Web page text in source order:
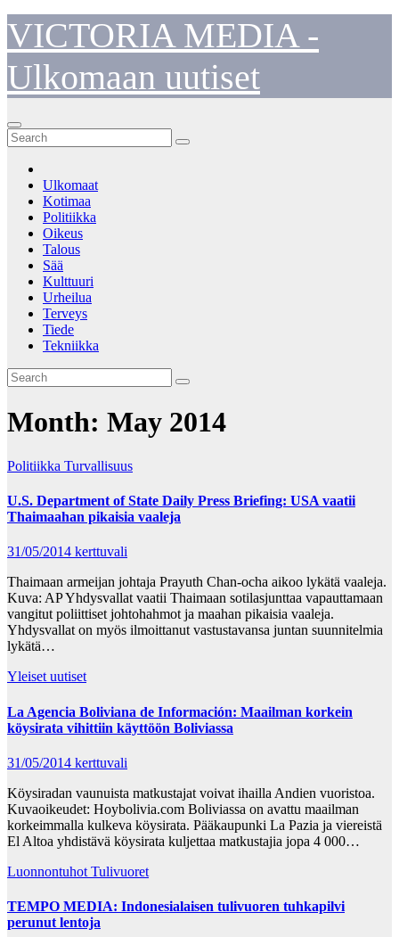
Skip
to
content
VICTORIA MEDIA -
Ulkomaan uutiset
Ulkomaat
Kotimaa
Politiikka
Oikeus
Talous
Sää
Kulttuuri
Urheilua
Terveys
Tiede
Tekniikka
Month: May 2014
Politiikka Turvallisuus
U.S. Department of State Daily Press Briefing: USA vaatii
Thaimaahan pikaisia vaaleja
31/05/2014 kerttuvali
Thaimaan armeijan johtaja Prayuth Chan-ocha aikoo lykätä vaaleja.
Kuva: AP Yhdysvallat vaatii Thaimaan sotilasjunttaa vapauttamaan
vangitut poliittiset johtohahmot ja maahan pikaisia vaaleja.
Yhdysvallat on myös ilmoittanut vastustavansa juntan suunnitelmia
lykätä…
Yleiset uutiset
La Agencia Boliviana de Información: Maailman korkein
köysirata vihittiin käyttöön Boliviassa
31/05/2014 kerttuvali
Köysiradan vaunuista matkustajat voivat ihailla Andien vuoristoa.
Kuvaoikeudet: Hoybolivia.com Boliviassa on avattu maailman
korkeimmalla kulkeva köysirata. Pääkaupunki La Pazia ja viereistä
El Altoa yhdistävä köysirata kuljettaa matkustajia jopa 4 000…
Luonnontuhot Tulivuoret
TEMPO MEDIA: Indonesialaisen tulivuoren tuhkapilvi
perunut lentoja